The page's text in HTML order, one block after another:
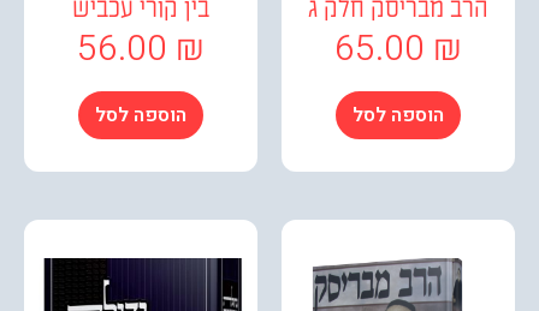
מבריסק חלק ג
65.00
הוספה לסל
בין קורי עכביש
56.00
הוספה לסל